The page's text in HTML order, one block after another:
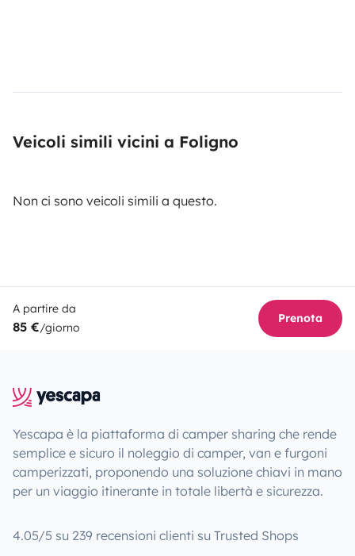
Veicoli simili vicini a Foligno
Non ci sono veicoli simili a questo.
A partire da
85 €/giorno
Prenota
Yescapa è la piattaforma di camper sharing che rende
semplice e sicuro il noleggio di camper, van e furgoni
camperizzati, proponendo una soluzione chiavi in mano
per un viaggio itinerante in totale libertà e sicurezza.
4.05/5 su 239 recensioni clienti su Trusted Shops